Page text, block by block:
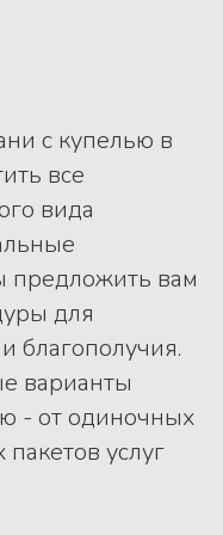
с купелью в
все
вида
предложить вам
для
благополучия.
варианты
- от одиночных
услуг